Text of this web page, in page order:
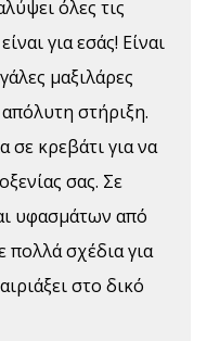
όλες τις
για εσάς! Είναι
μαξιλάρες
στήριξη.
σε κρεβάτι για να
σας. Σε
υφασμάτων από
πολλά σχέδια για
στο δικό